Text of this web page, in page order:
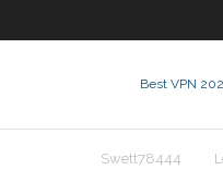
Best VPN
Swett78444